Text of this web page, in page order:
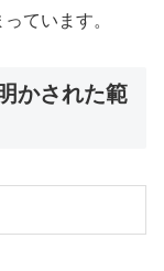
ています。
かされた範